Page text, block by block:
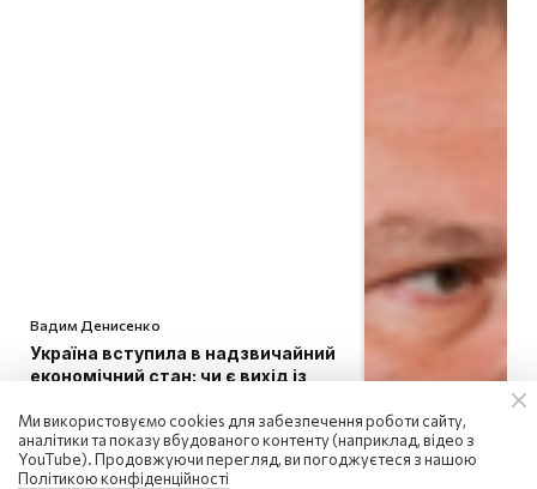
Вадим Денисенко
Україна вступила в надзвичайний
економічний стан: чи є вихід із
08:58 | 8.08.2026
Ми використовуємо cookies для забезпечення роботи сайту,
аналітики та показу вбудованого контенту (наприклад, відео з
YouTube). Продовжуючи перегляд, ви погоджуєтеся з нашою
Політикою конфіденційності